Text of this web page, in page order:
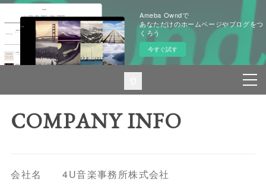
Ameba Owndで
あなただけのホームページやブログをつ
くろう
今すぐ試す
COMPANY INFO
会社名 4U音楽事務所株式会社